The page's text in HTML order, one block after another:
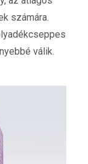
számára.
válik.